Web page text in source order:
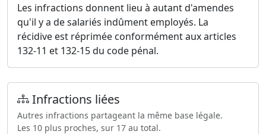
Les infractions donnent lieu à autant d'amendes
qu'il y a de salariés indûment employés. La
récidive est réprimée conformément aux articles
132-11 et 132-15 du code pénal.
Infractions liées
Autres infractions partageant la même base légale.
Les 10 plus proches, sur 17 au total.